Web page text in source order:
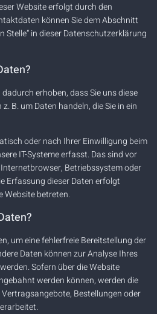
Website erfolgt durch den
können Sie dem Abschnitt
Stelle“ in dieser Datenschutzerklärung
erhoben, dass Sie uns diese
B. um Daten handeln, die Sie in ein
oder nach Ihrer Einwilligung beim
IT-Systeme erfasst. Das sind vor
Betriebssystem oder
Erfassung dieser Daten erfolgt
Website betreten.
um eine fehlerfreie Bereitstellung der
Daten können zur Analyse Ihres
Sofern über die Website
werden können, werden die
Bestellungen oder